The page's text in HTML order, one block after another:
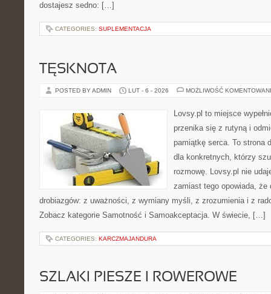
dostajesz sedno: […]
CATEGORIES: SUPLEMENTACJA
TĘSKNOTA
POSTED BY ADMIN LUT - 6 - 2026 MOŻLIWOŚĆ
Lovsy.pl to miejsce
przenika się z rutyną i
pamiątkę serca. To strona
dla konkretnych, którzy
rozmowę. Lovsy.pl nie
zamiast tego opowiada, że
drobiazgów: z uważności, z wymiany myśli, z zrozumienia i z
Zobacz kategorie Samotność i Samoakceptacja. W świecie, […]
CATEGORIES: KARCZMAJANDURA
SZLAKI PIESZE I ROWEROWE